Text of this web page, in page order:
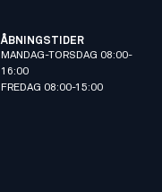
ÅBNINGSTIDER
MANDAG-TORSDAG 08:00-
16:00
FREDAG 08:00-15:00